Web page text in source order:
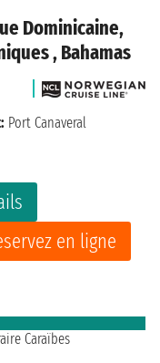
Dominicaine,
, Bahamas
en ligne
Port Canaveral